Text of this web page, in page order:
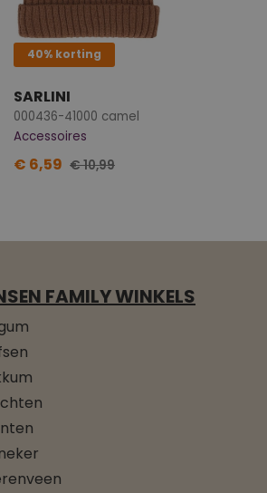
40% korting
SARLINI
000436-41000 camel
Accessoires
€ 6,59 € 10,99
FAMILY WINKELS